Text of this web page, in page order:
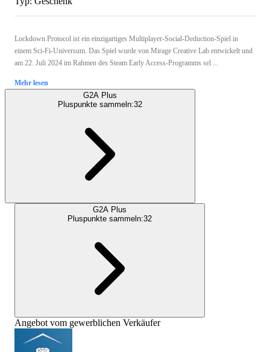
Lockdown Protocol ist ein einzigartiges Multiplayer-Social-Deduction-Spiel in
einem Sci-Fi-Universum. Das Spiel wurde von Mirage Creative Lab entwickelt und
am 22. Juli 2024 im Rahmen des Steam Early Access-Programms sel ...
Mehr lesen
G2A Plus
Pluspunkte sammeln:32
G2A Plus
Pluspunkte sammeln:32
Angebot vom gewerblichen Verkäufer